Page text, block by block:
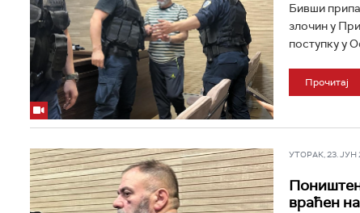
Бивши
злочин у
поступку у
Прочитај
УТОРАК, 23. ЈУН
враћен